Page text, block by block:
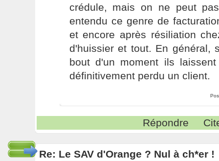
crédule, mais on ne peut
entendu ce genre de
et encore après résiliation
d'huissier et tout. En général,
bout d'un moment ils
définitivement perdu un client.
Répondre
Re: Le SAV d'Orange ? Nul à ch*er !